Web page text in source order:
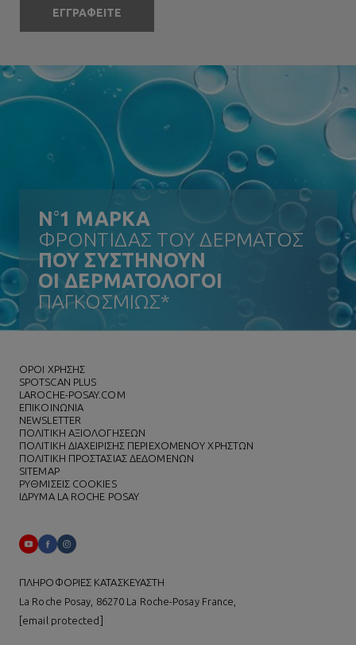
ΕΓΓΡΑΦΕΙΤΕ
N°1 ΜΑΡΚΑ
ΦΡΟΝΤΙΔΑΣ ΤΟΥ ΔΕΡΜΑΤΟΣ
ΠΟΥ ΣΥΣΤΗΝΟΥΝ
ΟΙ ΔΕΡΜΑΤΟΛΟΓΟΙ
ΠΑΓΚΟΣΜΙΩΣ*
ΌΡΟΙ ΧΡΗΣΗΣ
SPOTSCAN PLUS
LAROCHE-POSAY.COM
ΕΠΙΚΟΙΝΩΝΙΑ
NEWSLETTER
ΠΟΛΙΤΙΚΗ ΑΞΙΟΛΟΓΗΣΕΩΝ
ΠΟΛΙΤΙΚΗ ΔΙΑΧΕΙΡΙΣΗΣ ΠΕΡΙΕΧΟΜΕΝΟΥ ΧΡΗΣΤΩΝ
ΠΟΛΙΤΙΚΗ ΠΡΟΣΤΑΣΙΑΣ ΔΕΔΟΜΕΝΩΝ
SITEMAP
ΡΥΘΜΙΣΕΙΣ COOKIES
ΙΔΡΥΜΑ LA ROCHE POSAY
ΠΛΗΡΟΦΟΡΙΕΣ ΚΑΤΑΣΚΕΥΑΣΤΗ
La Roche Posay, 86270 La Roche-Posay France,
[email protected]